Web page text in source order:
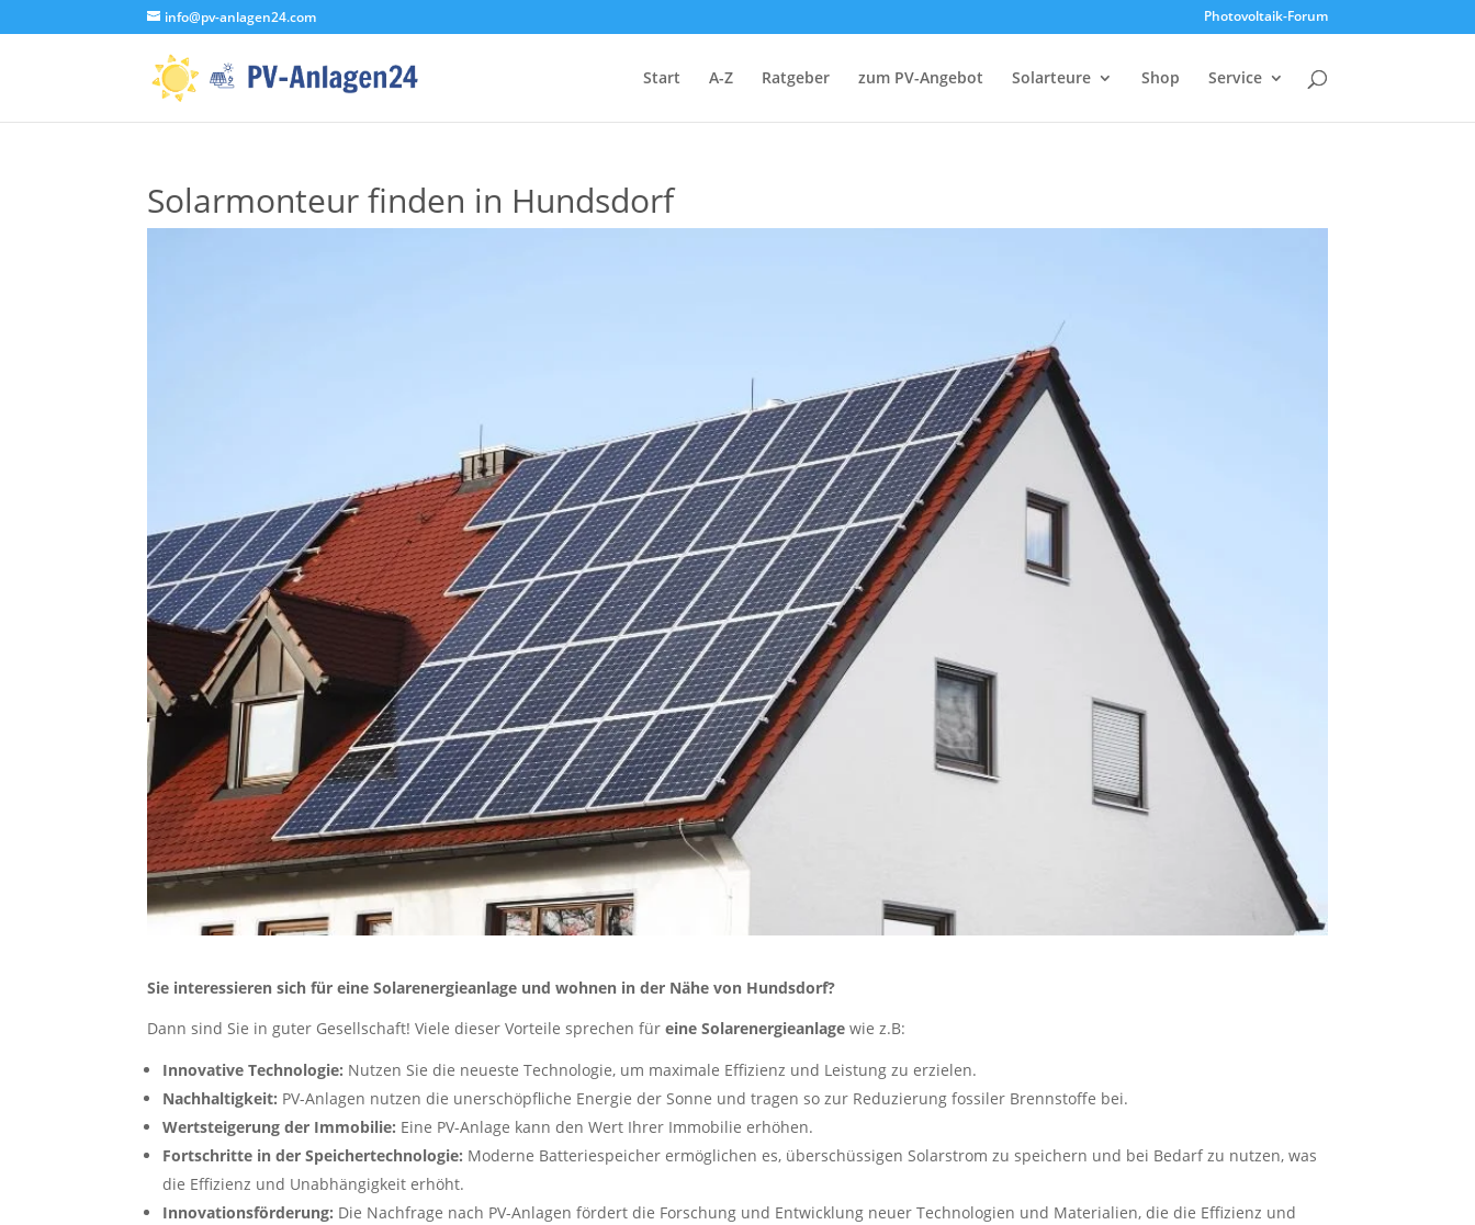
info@pv-anlagen24.com Photovoltaik-Forum
Start A-Z Ratgeber zum PV-Angebot Solarteure Shop Service
Solarmonteur finden in Hundsdorf
Sie interessieren sich für eine Solarenergieanlage und wohnen in der Nähe von Hundsdorf?
Dann sind Sie in guter Gesellschaft! Viele dieser Vorteile sprechen füreine Solarenergieanlagewie z.B:
Innovative Technologie: Nutzen Sie die neueste Technologie, um maximale Effizienz und Leistung zu erzielen.
Nachhaltigkeit: PV-Anlagen nutzen die unerschöpfliche Energie der Sonne und tragen so zur Reduzierung fossiler Brennstoffe bei.
Wertsteigerung der Immobilie: Eine PV-Anlage kann den Wert Ihrer Immobilie erhöhen.
Fortschritte in der Speichertechnologie: Moderne Batteriespeicher ermöglichen es, überschüssigen Solarstrom zu speichern und bei Bedarf zu nutzen, was
die Effizienz und Unabhängigkeit erhöht.
Innovationsförderung: Die Nachfrage nach PV-Anlagen fördert die Forschung und Entwicklung neuer Technologien und Materialien, die die Effizienz und